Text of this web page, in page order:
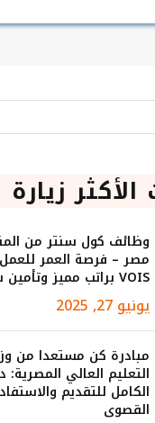
الأكثر زيارة
وظائف كول سنتر من
مصر – فرصة العمر
VOIS براتب مميز وتأمين شامل
يونيو 27, 2025
مبادرة كن مستعدا من
التعليم العالي المصرية:
الكامل للتقديم
القصوى